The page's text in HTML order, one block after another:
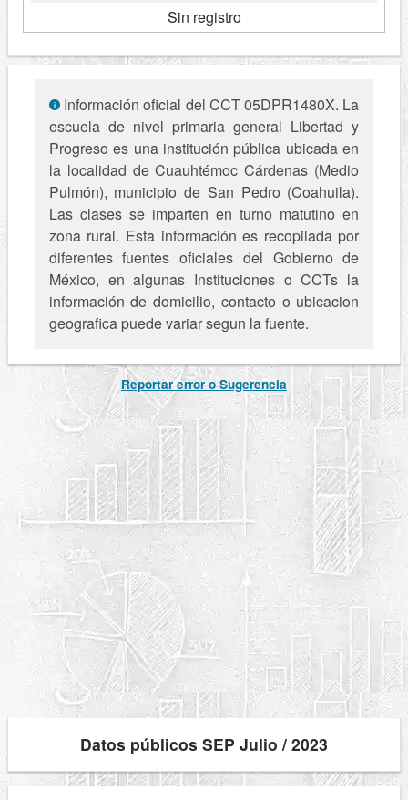
Sin registro
Información oficial del CCT 05DPR1480X. La
escuela de nivel primaria general Libertad y
Progreso es una institución pública ubicada en
la localidad de Cuauhtémoc Cárdenas (Medio
Pulmón), municipio de San Pedro (Coahuila).
Las clases se imparten en turno matutino en
zona rural. Esta información es recopilada por
diferentes fuentes oficiales del Gobierno de
México, en algunas Instituciones o CCTs la
información de domicilio, contacto o ubicacion
geografica puede variar segun la fuente.
Reportar error o Sugerencia
Datos públicos SEP Julio / 2023